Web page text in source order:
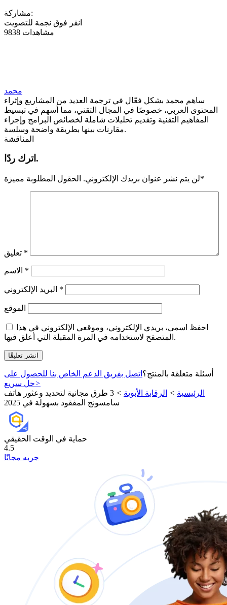
مشاركة:
انقر فوق نجمة للتصويت
9838 مشاهدات
محمد
ساهم محمد بشكل فعّال في ترجمة العديد من المشاريع وإثراء
المحتوى العربي، خصوصًا في المجال التقني، مما أسهم في تبسيط
المفاهيم التقنية وتقديم تحليلات شاملة لخصائص البرامج وإجراء
مقارنات بينها بطريقة واضحة وسلسة.
المناقشة
اترك ردًا.
لن يتم نشر عنوان بريدك الإلكتروني. الحقول المطلوبة مميزة *
*
*
*
الموقع
احفظ اسمي، بريدي الإلكتروني، وموقعي الإلكتروني في هذا
المتصفح لاستخدامه في المرة المقبلة التي أعلق فيها.
أسئلة متعلقة بالمنتج؟ اتصل بفريق الدعم الخاص بنا للحصول على
حل سريع>
الرئيسية > الرقابة الأبوية >
3 طرق مجانية لتحديد وعثور هاتف
سامسونج المفقود بسهولة في 2025
حماية في الوقت الحقيقي
4.5
جربه مجانًا